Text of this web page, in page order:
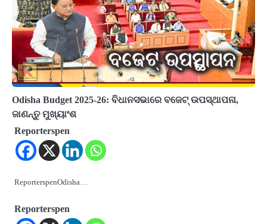
Odisha Budget 2025-26: ବିଧାନସଭାରେ ବଜେଟ୍ ଉପସ୍ଥାପନା,
ଜାଣନ୍ତୁ ମୁଖ୍ୟାଂଶ
Reporterspen
ReporterspenOdisha…
Reporterspen